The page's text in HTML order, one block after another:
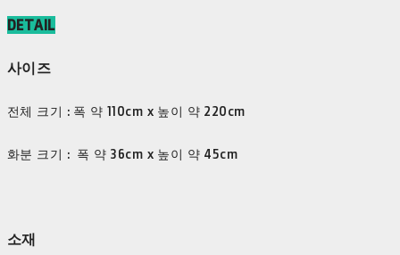
DETAIL
사이즈
전체 크기 : 폭 약 110cm x 높이 약 220cm
화분 크기 : 폭 약 36cm x 높이 약 45cm
소재